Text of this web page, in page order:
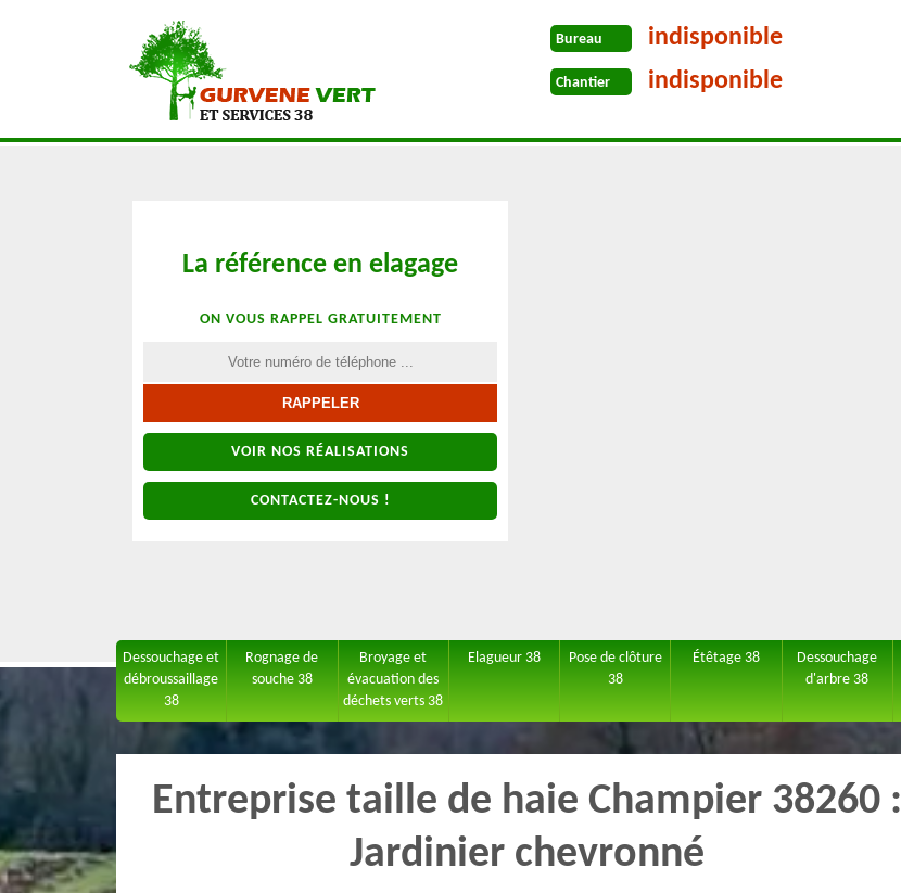
Bureau indisponible
Chantier indisponible
La référence en elagage
ON VOUS RAPPEL GRATUITEMENT
VOIR NOS RÉALISATIONS
CONTACTEZ-NOUS !
Dessouchage et
débroussaillage
38
Rognage de
souche 38
Broyage et
évacuation des
déchets verts 38
Elagueur 38
Pose de clôture
38
Étêtage 38
Dessouchage
d'arbre 38
Entreprise taille de haie Champier 38260 :
Jardinier chevronné